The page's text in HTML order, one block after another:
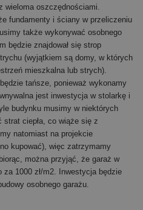
wieloma oszczędnościami.
fundamenty i ściany w przeliczeniu
także wykonywać osobnego
będzie znajdował się strop
(wyjątkiem są domy, w których
mieszkalna lub strych).
tańsze, ponieważ wykonamy
jest inwestycja w stolarkę i
budynku musimy w niektórych
ciepła, co wiąże się z
natomiast na projekcie
kupować), więc zatrzymamy
można przyjąć, że garaż w
za 1000 zł/m2. Inwestycja będzie
osobnego garażu.